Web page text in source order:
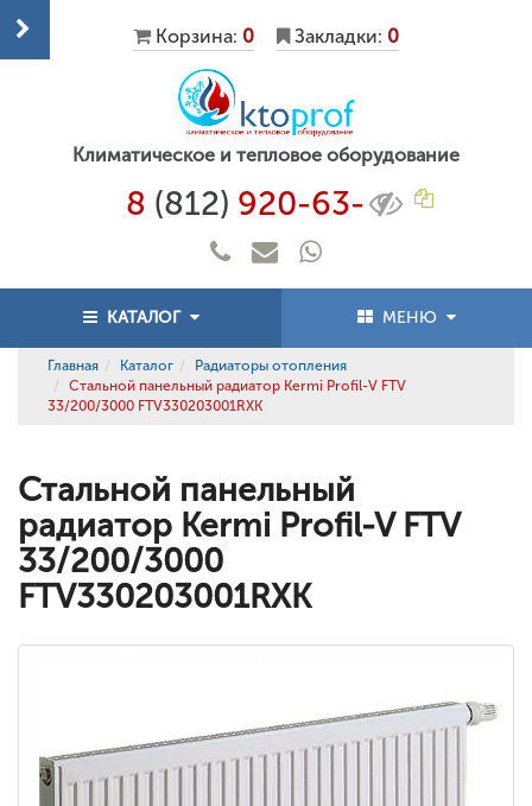
Корзина: 0 Закладки: 0
Климатическое и тепловое оборудование
8 (812) 920-63-
КАТАЛОГ МЕНЮ
Главная Каталог
Радиаторы отопления
Стальной панельный радиатор Kermi Profil-V FTV
33/200/3000 FTV330203001RXK
Стальной панельный
радиатор Kermi Profil-V FTV
33/200/3000
FTV330203001RXK